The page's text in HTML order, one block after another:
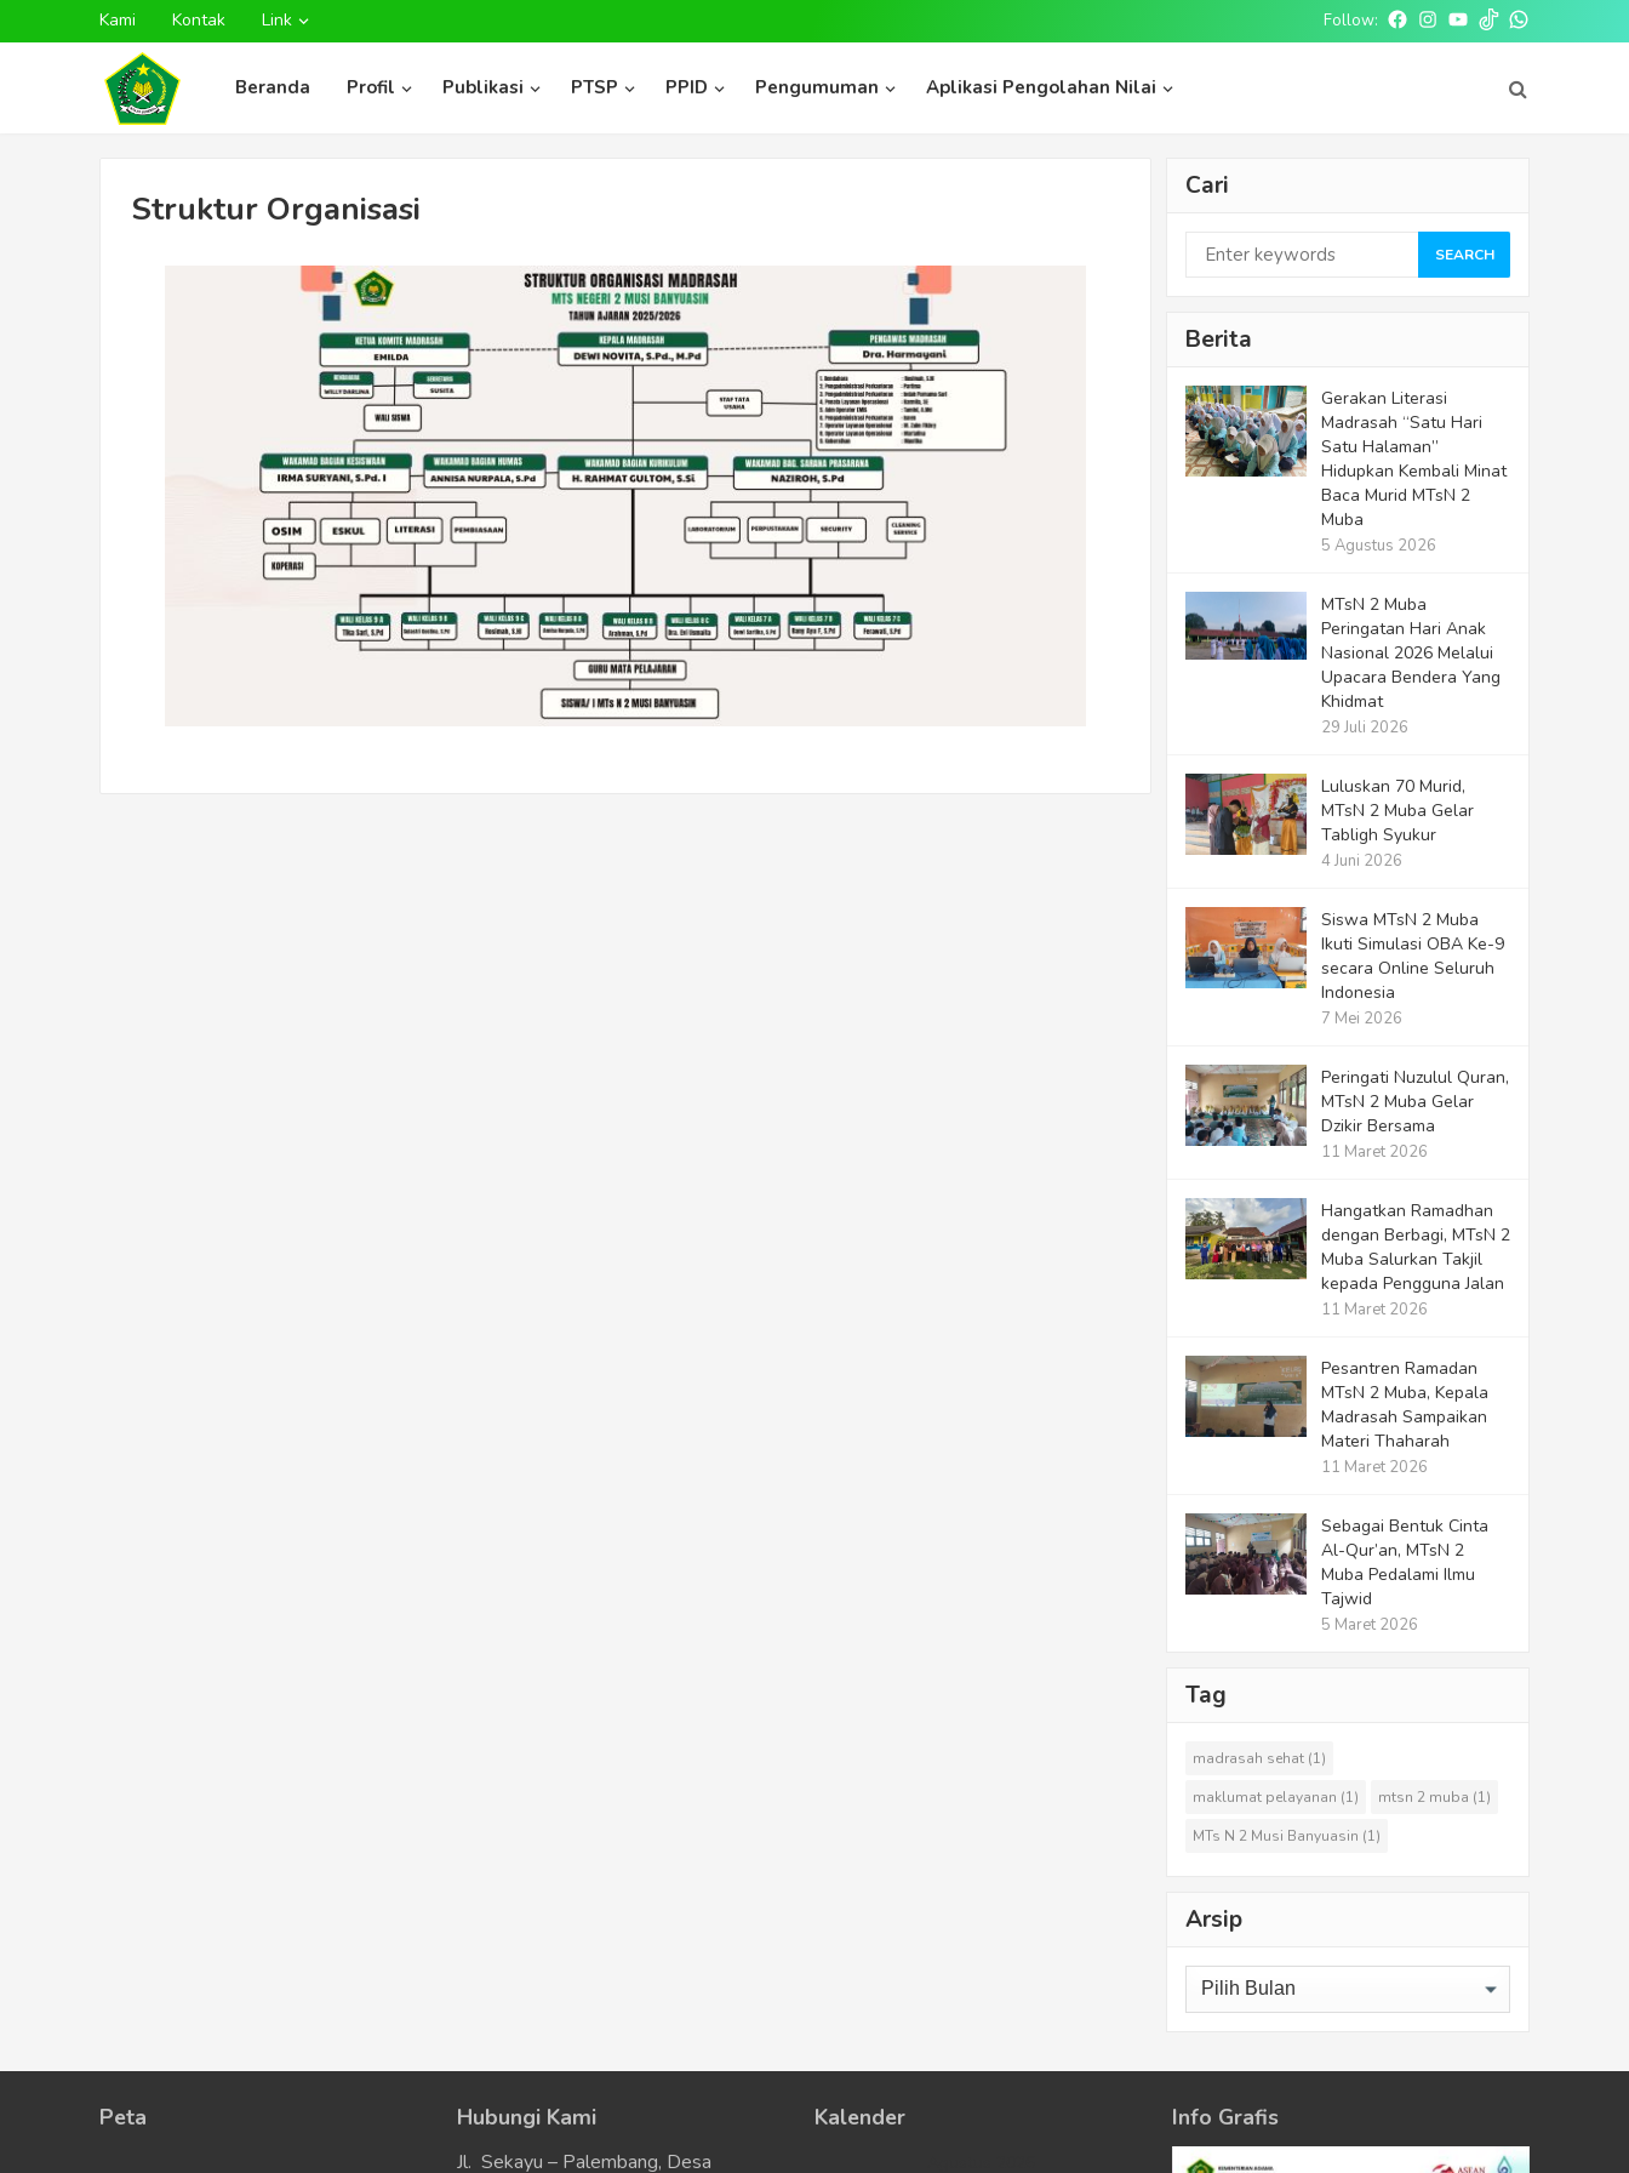
Kami Kontak Link Follow:
Beranda Profil Publikasi PTSP PPID Pengumuman Aplikasi Pengolahan Nilai
Struktur Organisasi
Cari
SEARCH
Berita
Gerakan Literasi
Madrasah “Satu Hari
Satu Halaman”
Hidupkan Kembali Minat
Baca Murid MTsN 2
Muba
5 Agustus 2026
MTsN 2 Muba
Peringatan Hari Anak
Nasional 2026 Melalui
Upacara Bendera Yang
Khidmat
29 Juli 2026
Luluskan 70 Murid,
MTsN 2 Muba Gelar
Tabligh Syukur
4 Juni 2026
Siswa MTsN 2 Muba
Ikuti Simulasi OBA Ke-9
secara Online Seluruh
Indonesia
7 Mei 2026
Peringati Nuzulul Quran,
MTsN 2 Muba Gelar
Dzikir Bersama
11 Maret 2026
Hangatkan Ramadhan
dengan Berbagi, MTsN 2
Muba Salurkan Takjil
kepada Pengguna Jalan
11 Maret 2026
Pesantren Ramadan
MTsN 2 Muba, Kepala
Madrasah Sampaikan
Materi Thaharah
11 Maret 2026
Sebagai Bentuk Cinta
Al-Qur’an, MTsN 2
Muba Pedalami Ilmu
Tajwid
5 Maret 2026
Tag
madrasah sehat (1)
maklumat pelayanan (1) mtsn 2 muba (1)
MTs N 2 Musi Banyuasin (1)
Arsip
Peta Hubungi Kami
Jl. Sekayu – Palembang, Desa
Kalender Info Grafis